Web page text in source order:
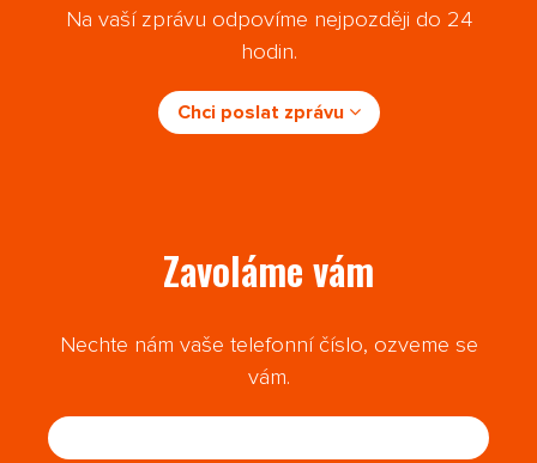
Na vaší zprávu odpovíme nejpozději do 24
hodin.
Chci poslat zprávu
Zavoláme vám
Nechte nám vaše telefonní číslo, ozveme se
vám.